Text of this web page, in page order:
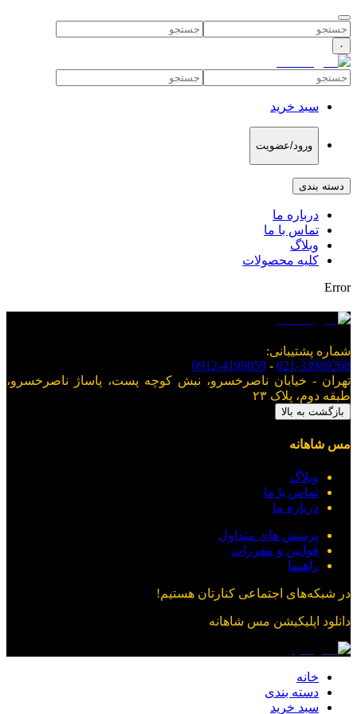
۰
سبد خرید
ورود/عضویت
دسته بندی
درباره ما
تماس با ما
وبلاگ
کلیه محصولات
Error
شماره پشتیبانی:
021-33989268
-
0912-4199059
تهران - خیابان ناصرخسرو، نبش کوچه پست، پاساژ ناصرخسرو،
طبقه دوم، پلاک ۲۳
بازگشت به بالا
مس شاهانه
وبلاگ
تماس با ما
درباره ما
پرسش های متداول
قوانین و مقررات
راهنما
در شبکه‌های اجتماعی کنارتان هستیم!
دانلود اپلیکیشن مس شاهانه
خانه
دسته بندی
سبد خرید